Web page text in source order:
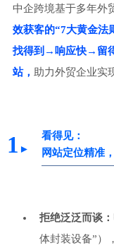
中企跨境基于多年外
效获客的“7大黄金法
找得到→响应快→留
站， 助力外贸企业实
1 ►
看得见：
网站定位精准
拒绝泛泛而谈：
体封装设备”）